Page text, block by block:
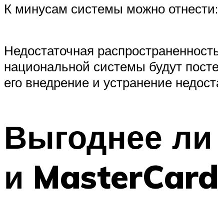
К минусам системы можно отнести:
Недостаточная
национальной системы будут
его внедрение и устранение
Выгоднее
и